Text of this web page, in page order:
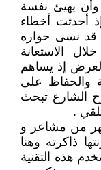
يهيئ نفسة
أحدثت أخطاء
قد نسى حواره
الاستعانة
العرض إذ يساهم
والحفاظ على
الشارع تبحث
.
من مشاعر و
ذاكرته وهنا
هذه التقنية